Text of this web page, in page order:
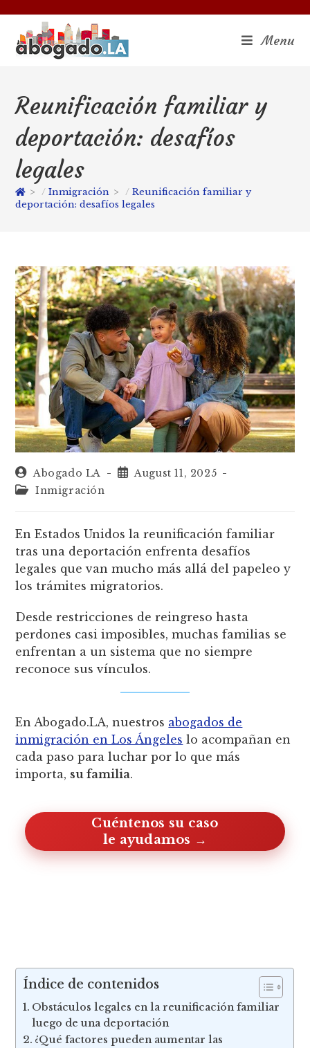
Menu
Reunificación familiar y
deportación: desafíos
legales
> Inmigración >
Reunificación familiar y
deportación: desafíos legales
Abogado LA
August 11, 2025
Inmigración
En Estados Unidos la reunificación familiar
tras una deportación enfrenta desafíos
legales que van mucho más allá del papeleo y
los trámites migratorios.
Desde restricciones de reingreso hasta
perdones casi imposibles, muchas familias se
enfrentan a un sistema que no siempre
reconoce sus vínculos.
En Abogado.LA, nuestros abogados de
inmigración en Los Ángeles lo acompañan en
cada paso para luchar por lo que más
importa, su familia.
Cuéntenos su caso, le ayudamos
Índice de contenidos
Obstáculos legales en la reunificación familiar
luego de una deportación
¿Qué factores pueden aumentar las